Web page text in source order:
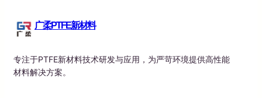
广柔PTFE新材料
专注于PTFE新材料技术研发与应用，为严苛环境提供高性能
材料解决方案。